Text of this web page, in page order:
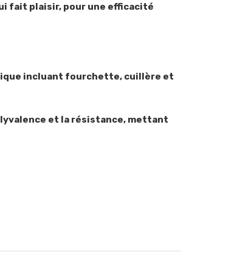
fait plaisir, pour une efficacité
incluant fourchette, cuillère et
et la résistance, mettant